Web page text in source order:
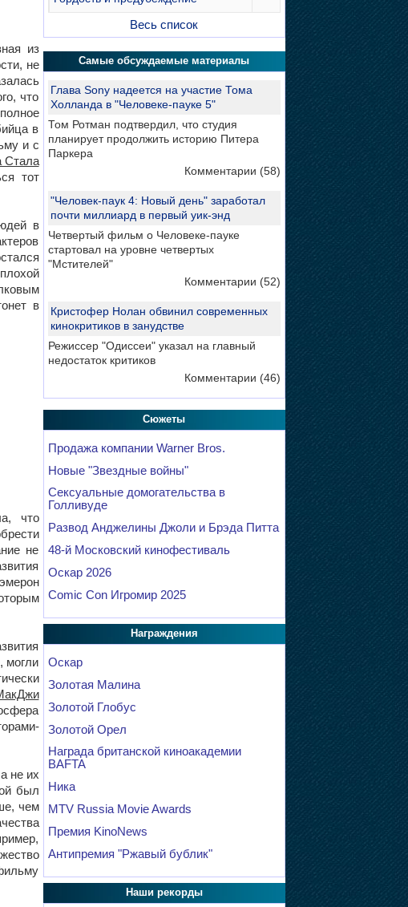
из
не
что
в
и с
Стала
тот
в
в
что
не
могли
не их
был
чем
Весь список
Самые обсуждаемые материалы
Глава Sony надеется на участие Тома
Холланда в "Человеке-пауке 5"
Том Ротман подтвердил, что студия
планирует продолжить историю Питера
Паркера
Комментарии (58)
"Человек-паук 4: Новый день" заработал
почти миллиард в первый уик-энд
Четвертый фильм о Человеке-пауке
стартовал на уровне четвертых
"Мстителей"
Комментарии (52)
Кристофер Нолан обвинил современных
кинокритиков в занудстве
Режиссер "Одиссеи" указал на главный
недостаток критиков
Комментарии (46)
Сюжеты
Продажа компании Warner Bros.
Новые "Звездные войны"
Сексуальные домогательства в
Голливуде
Развод Анджелины Джоли и Брэда Питта
48-й Московский кинофестиваль
Оскар 2026
Comic Con Игромир 2025
Награждения
Оскар
Золотая Малина
Золотой Глобус
Золотой Орел
Награда британской киноакадемии
BAFTA
Ника
MTV Russia Movie Awards
Премия KinoNews
Антипремия "Ржавый бублик"
Наши рекорды